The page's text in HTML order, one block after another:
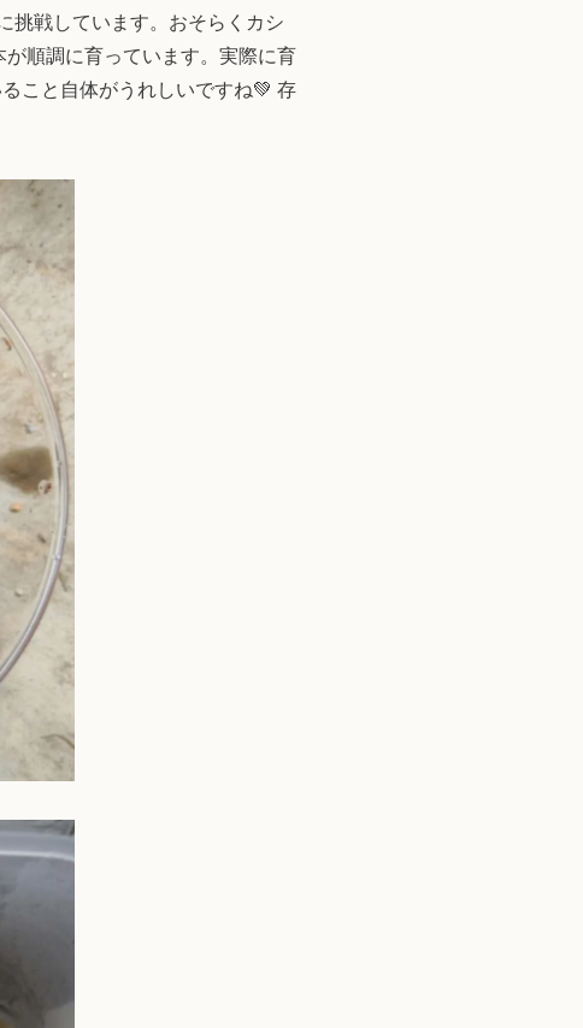
挑戦しています。おそらくカシ
順調に育っています。実際に育
こと自体がうれしいですね💚 存